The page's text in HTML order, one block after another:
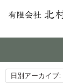
日別アーカイブ: